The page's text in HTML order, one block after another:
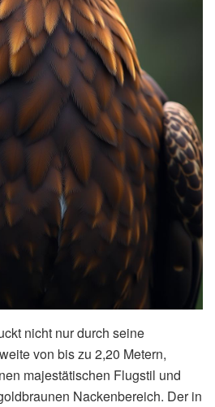
nicht nur durch seine
von bis zu 2,20 Metern,
majestätischen Flugstil und
Nackenbereich. Der in